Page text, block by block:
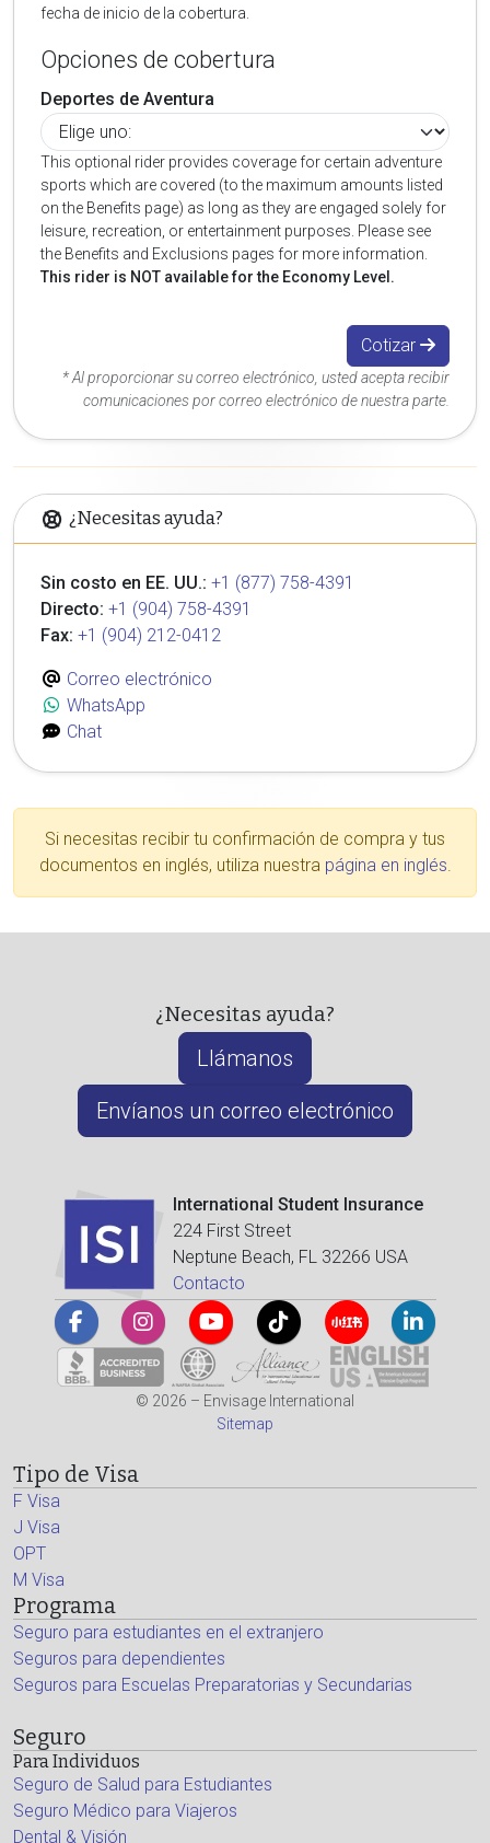
fecha de inicio de la cobertura.
Opciones de cobertura
Deportes de Aventura
This optional rider provides coverage for certain adventure
sports which are covered (to the maximum amounts listed
on the Benefits page) as long as they are engaged solely for
leisure, recreation, or entertainment purposes. Please see
the Benefits and Exclusions pages for more information.
This rider is NOT available for the Economy Level.
Cotizar
* Al proporcionar su correo electrónico, usted acepta recibir
comunicaciones por correo electrónico de nuestra parte.
¿Necesitas ayuda?
Sin costo en EE. UU.: +1 (877) 758-4391
Directo: +1 (904) 758-4391
Fax: +1 (904) 212-0412
Correo electrónico
WhatsApp
Chat
Si necesitas recibir tu confirmación de compra y tus
documentos en inglés, utiliza nuestra página en inglés.
¿Necesitas ayuda?
Llámanos
Envíanos un correo electrónico
International Student Insurance
224 First Street
Neptune Beach, FL 32266 USA
Contacto
© 2026 – Envisage International
Sitemap
Tipo de Visa
F Visa
J Visa
OPT
M Visa
Programa
Seguro para estudiantes en el extranjero
Seguros para dependientes
Seguros para Escuelas Preparatorias y Secundarias
Seguro
Para Individuos
Seguro de Salud para Estudiantes
Seguro Médico para Viajeros
Dental & Visión